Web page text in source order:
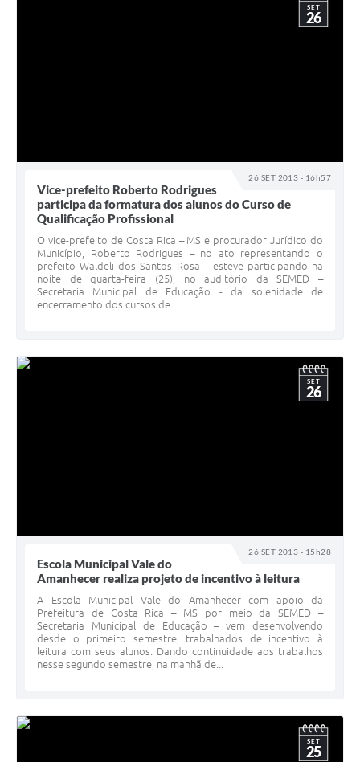
26 SET 2013 - 16h57
SET
26
Vice-prefeito Roberto Rodrigues
participa da formatura dos alunos do Curso de
Qualificação Profissional
O vice-prefeito de Costa Rica – MS e procurador Jurídico do
Município, Roberto Rodrigues – no ato representando o
prefeito Waldeli dos Santos Rosa – esteve participando na
noite de quarta-feira (25), no auditório da SEMED –
Secretaria Municipal de Educação - da solenidade de
encerramento dos cursos de...
26 SET 2013 - 15h28
SET
26
Escola Municipal Vale do
Amanhecer realiza projeto de incentivo à leitura
A Escola Municipal Vale do Amanhecer com apoio da
Prefeitura de Costa Rica – MS por meio da SEMED –
Secretaria Municipal de Educação – vem desenvolvendo
desde o primeiro semestre, trabalhados de incentivo à
leitura com seus alunos. Dando continuidade aos trabalhos
nesse segundo semestre, na manhã de...
SET
25